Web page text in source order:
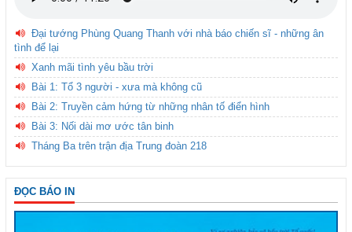
Đại tướng Phùng Quang Thanh với nhà báo chiến sĩ - những ân
tình để lại
Xanh mãi tình yêu bầu trời
Bài 1: Tổ 3 người - xưa mà không cũ
Bài 2: Truyền cảm hứng từ những nhân tố điển hình
Bài 3: Nối dài mơ ước tân binh
Tháng Ba trên trận địa Trung đoàn 218
ĐỌC BÁO IN